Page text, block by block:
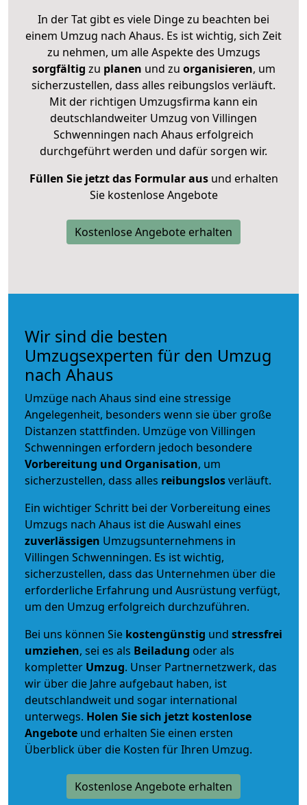
In der Tat gibt es viele Dinge zu beachten bei
einem Umzug nach Ahaus. Es ist wichtig, sich Zeit
zu nehmen, um alle Aspekte des Umzugs
sorgfältig zu planen und zu organisieren, um
sicherzustellen, dass alles reibungslos verläuft.
Mit der richtigen Umzugsfirma kann ein
deutschlandweiter Umzug von Villingen
Schwenningen nach Ahaus erfolgreich
durchgeführt werden und dafür sorgen wir.
Füllen Sie jetzt das Formular ausund erhalten
Sie kostenlose Angebote
Kostenlose Angebote erhalten
Wir sind die besten
Umzugsexperten für den Umzug
nach Ahaus
Umzüge nach Ahaus sind eine stressige
Angelegenheit, besonders wenn sie über große
Distanzen stattfinden. Umzüge von Villingen
Schwenningen erfordern jedoch besondere
Vorbereitung und Organisation, um
sicherzustellen, dass alles reibungslosverläuft.
Ein wichtiger Schritt bei der Vorbereitung eines
Umzugs nach Ahaus ist die Auswahl eines
zuverlässigen Umzugsunternehmens in
Villingen Schwenningen. Es ist wichtig,
sicherzustellen, dass das Unternehmen über die
erforderliche Erfahrung und Ausrüstung verfügt,
um den Umzug erfolgreich durchzuführen.
Bei uns können Sie kostengünstig und stressfrei
umziehen, sei es als Beiladung oder als
kompletter Umzug. Unser Partnernetzwerk, das
wir über die Jahre aufgebaut haben, ist
deutschlandweit und sogar international
unterwegs. Holen Sie sich jetzt kostenlose
Angebote und erhalten Sie einen ersten
Überblick über die Kosten für Ihren Umzug.
Kostenlose Angebote erhalten